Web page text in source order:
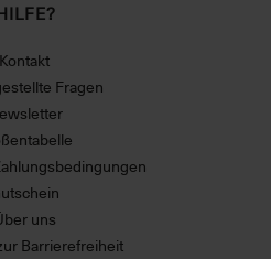
Kontakt
Fragen
uns
Barrierefreiheit